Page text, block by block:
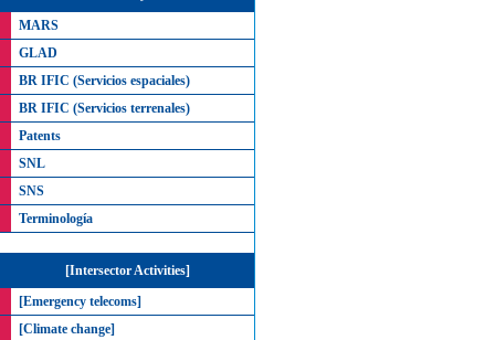
MARS
GLAD
BR IFIC (Servicios espaciales)
BR IFIC (Servicios terrenales)
Patents
SNL
SNS
Terminología
[Intersector Activities]
[Emergency telecoms]
[Climate change]